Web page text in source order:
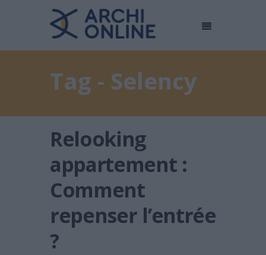
Tag - Selency
Relooking
appartement :
Comment
repenser l’entrée
?